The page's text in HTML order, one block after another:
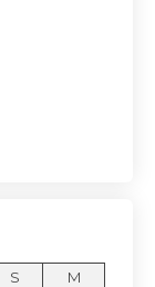
S
M